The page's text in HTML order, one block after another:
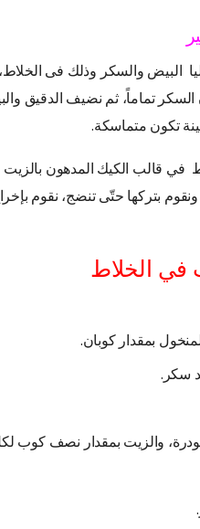
البيض والسكر وذلك فى
تماماً، ثم نضيف الدقيق
تكون متماسكة.
في قالب الكيك المدهون
بتركها حتّى تنضج، نقوم
في الخلاط
سكر.
والزيت بمقدار نصف كوب